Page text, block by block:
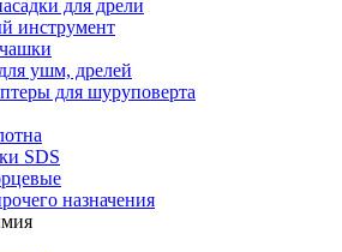
для дрели
инструмент
ушм, дрелей
для шуруповерта
SDS
назначения